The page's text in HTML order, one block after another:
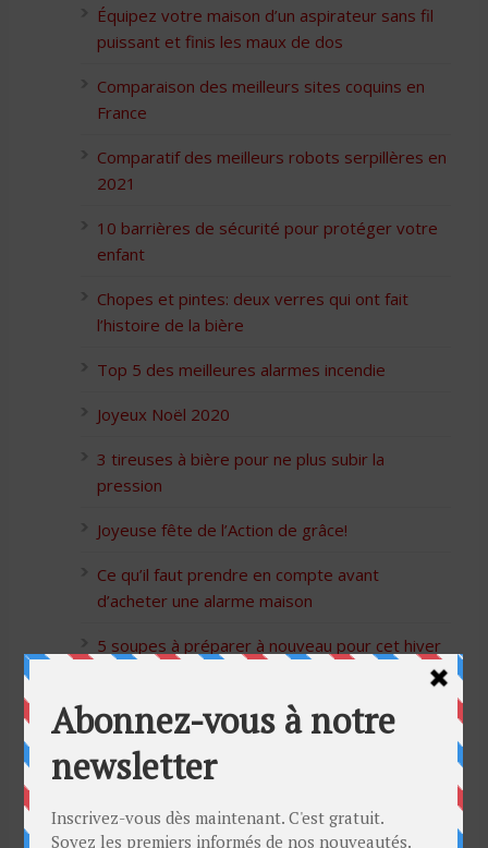
Équipez votre maison d’un aspirateur sans fil
puissant et finis les maux de dos
Comparaison des meilleurs sites coquins en
France
Comparatif des meilleurs robots serpillères en
2021
10 barrières de sécurité pour protéger votre
enfant
Chopes et pintes: deux verres qui ont fait
l’histoire de la bière
Top 5 des meilleures alarmes incendie
Joyeux Noël 2020
3 tireuses à bière pour ne plus subir la
pression
Joyeuse fête de l’Action de grâce!
Ce qu’il faut prendre en compte avant
d’acheter une alarme maison
5 soupes à préparer à nouveau pour cet hiver
5 idées cadeaux Moulinex pour votre mère
pour l’Action de Grâce
Blague de café: Une femme infidèle trompe
son mari